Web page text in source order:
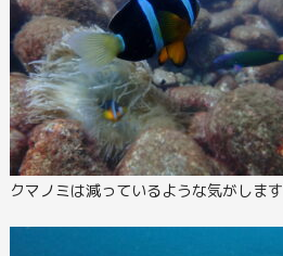
クマノミは減っているような気がします